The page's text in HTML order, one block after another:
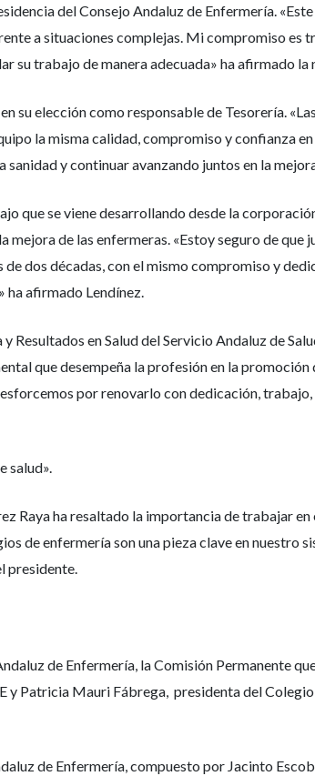
del Consejo Andaluz de Enfermería.
a situaciones complejas. Mi compromiso
trabajo de manera adecuada» ha afirmado
elección como responsable de Tesorería.
la misma calidad, compromiso y confianza
y continuar avanzando juntos en la
que se viene desarrollando desde la
mejora de las enfermeras. «Estoy seguro de
dos décadas, con el mismo compromiso y
ha afirmado Lendínez.
en Salud del Servicio Andaluz de
que desempeña la profesión en la promoción
por renovarlo con dedicación,
salud».
Raya ha resaltado la importancia de trabajar
de enfermería son una pieza clave en nuestro
presidente.
de Enfermería, la Comisión Permanente
y Patricia Mauri Fábrega, presidenta del
de Enfermería, compuesto por Jacinto